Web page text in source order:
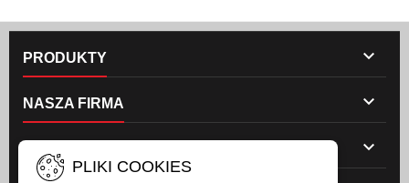
PRODUKTY 
NASZA FIRMA 

PLIKI COOKIES